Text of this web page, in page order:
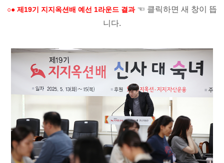
○● 제19기 지지옥션배 예선 1라운드 결과 ☜ 클릭하면 새 창이 뜹
니다.